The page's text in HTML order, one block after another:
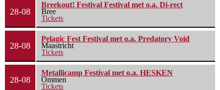
28-08
Breekout! Festival Festival met o.a. Di-rect
Bree
Tickets
28-08
Pelagic Fest Festival met o.a. Predatory Void
Maastricht
Tickets
28-08
Metallicamp Festival met o.a. HESKEN
Ommen
Tickets